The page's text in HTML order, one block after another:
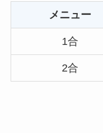
メニュー
1合
2合